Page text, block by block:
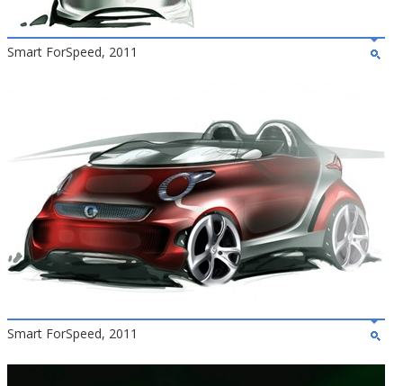
Smart ForSpeed, 2011
Smart ForSpeed, 2011